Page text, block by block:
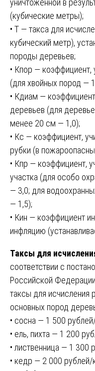
уничтоженной в
(кубические метры);
• Т — такса для
кубический метр),
породы деревьев;
• Кпор —
(для хвойных пород —
• Кдиам —
деревьев (для
менее 20 см — 1,0);
• Кс — коэффициент,
рубки (в
• Кпр — коэффициент,
участка (для особо
— 3,0; для
— 1,5);
• Кин — коэффициент
инфляцию
Таксы для
соответствии с
Российской
таксы для исчисления
основных пород
• сосна — 1 500
• ель, пихта — 1 200
• лиственница — 1 300
• кедр — 2 000 рублей/